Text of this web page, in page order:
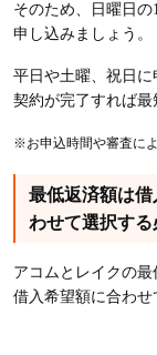
そのため、日曜日の
申し込みましょう。
平日や土曜、祝日に
契約が完了すれば最
※お申込時間や審査に
最低返済額は
わせて選択する
アコムとレイクの
借入希望額に合わせ